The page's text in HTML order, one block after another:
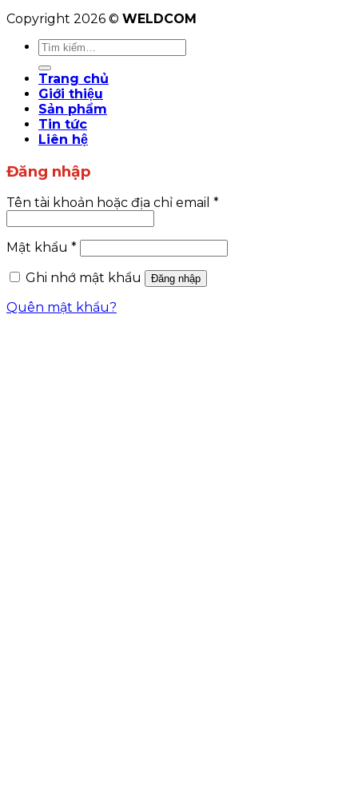
Copyright 2026 © WELDCOM
Tìm
kiếm:
Trang chủ
Giới thiệu
Sản phẩm
Tin tức
Liên hệ
Đăng nhập
Tên tài khoản hoặc địa chỉ email *
Mật khẩu *
Ghi nhớ mật khẩu
Đăng nhập
Quên mật khẩu?